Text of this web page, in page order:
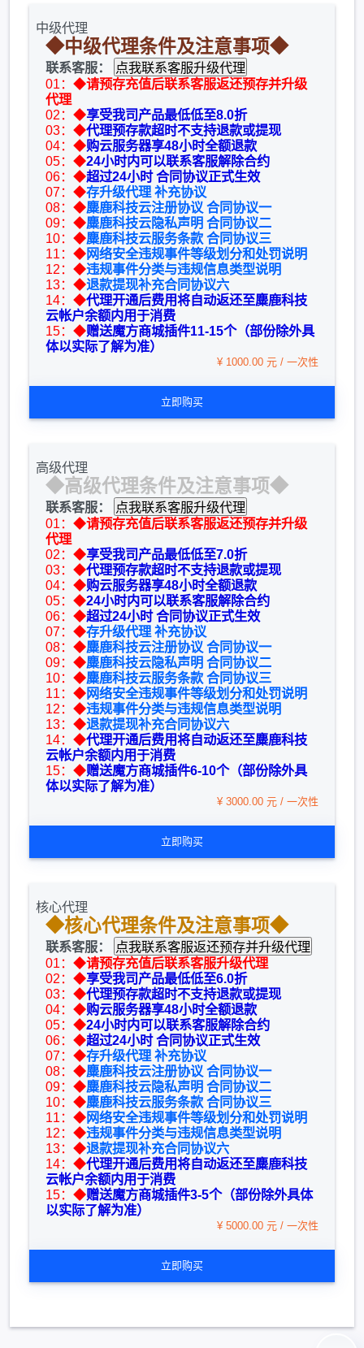
中级代理
◆中级代理条件及注意事项◆
联系客服：
01：◆请预存充值后联系客服返还预存并升级
代理
02：◆享受我司产品最低低至8.0折
03：◆代理预存款超时不支持退款或提现
04：◆购云服务器享48小时全额退款
05：◆24小时内可以联系客服解除合约
06：◆超过24小时 合同协议正式生效
07：◆存升级代理 补充协议
08：◆麋鹿科技云注册协议 合同协议一
09：◆麋鹿科技云隐私声明 合同协议二
10：◆麋鹿科技云服务条款 合同协议三
11：◆网络安全违规事件等级划分和处罚说明
12：◆违规事件分类与违规信息类型说明
13：◆退款提现补充合同协议六
14：◆代理开通后费用将自动返还至麋鹿科技
云帐户余额内用于消费
15：◆赠送魔方商城插件11-15个（部份除外具
体以实际了解为准）
¥ 1000.00 元 / 一次性
立即购买
高级代理
◆高级代理条件及注意事项◆
联系客服：
01：◆请预存充值后联系客服返还预存并升级
代理
02：◆享受我司产品最低低至7.0折
03：◆代理预存款超时不支持退款或提现
04：◆购云服务器享48小时全额退款
05：◆24小时内可以联系客服解除合约
06：◆超过24小时 合同协议正式生效
07：◆存升级代理 补充协议
08：◆麋鹿科技云注册协议 合同协议一
09：◆麋鹿科技云隐私声明 合同协议二
10：◆麋鹿科技云服务条款 合同协议三
11：◆网络安全违规事件等级划分和处罚说明
12：◆违规事件分类与违规信息类型说明
13：◆退款提现补充合同协议六
14：◆代理开通后费用将自动返还至麋鹿科技
云帐户余额内用于消费
15：◆赠送魔方商城插件6-10个（部份除外具
体以实际了解为准）
¥ 3000.00 元 / 一次性
立即购买
核心代理
◆核心代理条件及注意事项◆
联系客服：
01：◆请预存充值后联系客服升级代理
02：◆享受我司产品最低低至6.0折
03：◆代理预存款超时不支持退款或提现
04：◆购云服务器享48小时全额退款
05：◆24小时内可以联系客服解除合约
06：◆超过24小时 合同协议正式生效
07：◆存升级代理 补充协议
08：◆麋鹿科技云注册协议 合同协议一
09：◆麋鹿科技云隐私声明 合同协议二
10：◆麋鹿科技云服务条款 合同协议三
11：◆网络安全违规事件等级划分和处罚说明
12：◆违规事件分类与违规信息类型说明
13：◆退款提现补充合同协议六
14：◆代理开通后费用将自动返还至麋鹿科技
云帐户余额内用于消费
15：◆赠送魔方商城插件3-5个（部份除外具体
以实际了解为准）
¥ 5000.00 元 / 一次性
立即购买